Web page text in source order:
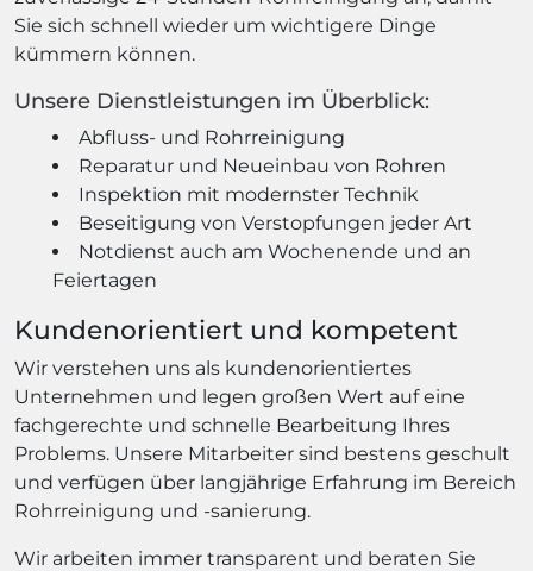
Sie sich schnell wieder um wichtigere Dinge
kümmern können.
Unsere Dienstleistungen im Überblick:
Abfluss- und Rohrreinigung
Reparatur und Neueinbau von Rohren
Inspektion mit modernster Technik
Beseitigung von Verstopfungen jeder Art
Notdienst auch am Wochenende und an
Feiertagen
Kundenorientiert und kompetent
Wir verstehen uns als kundenorientiertes
Unternehmen und legen großen Wert auf eine
fachgerechte und schnelle Bearbeitung Ihres
Problems. Unsere Mitarbeiter sind bestens geschult
und verfügen über langjährige Erfahrung im Bereich
Rohrreinigung und -sanierung.
Wir arbeiten immer transparent und beraten Sie